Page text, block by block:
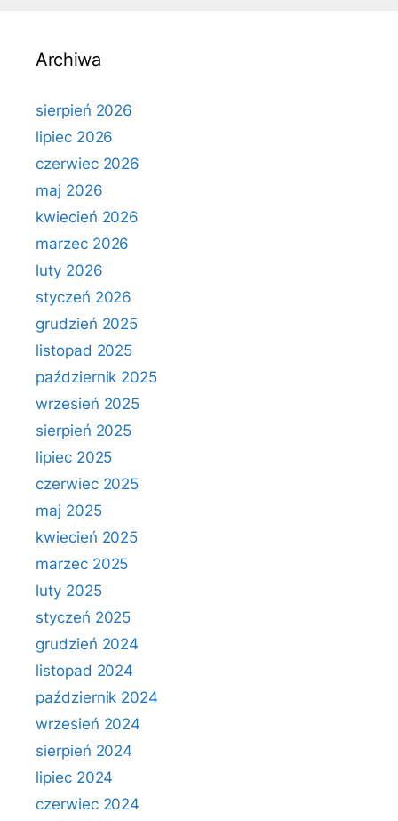
Archiwa
sierpień 2026
lipiec 2026
czerwiec 2026
maj 2026
kwiecień 2026
marzec 2026
luty 2026
styczeń 2026
grudzień 2025
listopad 2025
październik 2025
wrzesień 2025
sierpień 2025
lipiec 2025
czerwiec 2025
maj 2025
kwiecień 2025
marzec 2025
luty 2025
styczeń 2025
grudzień 2024
listopad 2024
październik 2024
wrzesień 2024
sierpień 2024
lipiec 2024
czerwiec 2024